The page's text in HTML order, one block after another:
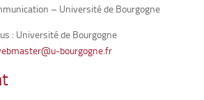
– Université de Bourgogne
: Université de Bourgogne
bourgogne.fr